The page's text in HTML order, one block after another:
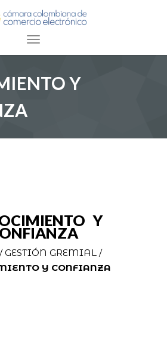
Toggle navigation
Y
Y
GESTIÓN GREMIAL /
Y CONFIANZA